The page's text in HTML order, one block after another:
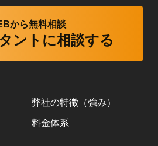
から無料相談
ントに相談する
弊社の特徴（強み）
料金体系